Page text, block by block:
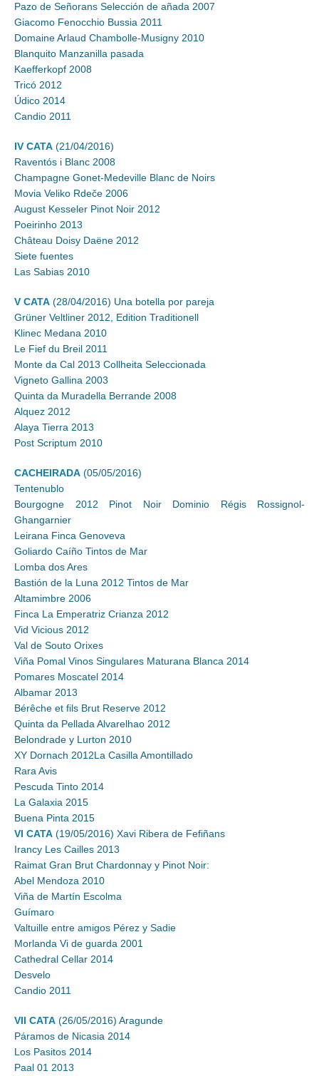
Pazo de Señorans Selección de añada 2007
Giacomo Fenocchio Bussia 2011
Domaine Arlaud Chambolle-Musigny 2010
Blanquito Manzanilla pasada
Kaefferkopf 2008
Tricó 2012
Údico 2014
Candio 2011
IV CATA (21/04/2016)
Raventós i Blanc 2008
Champagne Gonet-Medeville Blanc de Noirs
Movia Veliko Rdeče 2006
August Kesseler Pinot Noir 2012
Poeirinho 2013
Château Doisy Daëne 2012
Siete fuentes
Las Sabias 2010
V CATA (28/04/2016) Una botella por pareja
Grüner Veltliner 2012, Edition Traditionell
Klinec Medana 2010
Le Fief du Breil 2011
Monte da Cal 2013 Collheita Seleccionada
Vigneto Gallina 2003
Quinta da Muradella Berrande 2008
Alquez 2012
Alaya Tierra 2013
Post Scriptum 2010
CACHEIRADA (05/05/2016)
Tentenublo
Bourgogne 2012 Pinot Noir Dominio Régis Rossignol-
Ghangarnier
Leirana Finca Genoveva
Goliardo Caíño Tintos de Mar
Lomba dos Ares
Bastión de la Luna 2012 Tintos de Mar
Altamimbre 2006
Finca La Emperatriz Crianza 2012
Vid Vicious 2012
Val de Souto Orixes
Viña Pomal Vinos Singulares Maturana Blanca 2014
Pomares Moscatel 2014
Albamar 2013
Bérêche et fils Brut Reserve 2012
Quinta da Pellada Alvarelhao 2012
Belondrade y Lurton 2010
XY Dornach 2012La Casilla Amontillado
Rara Avis
Pescuda Tinto 2014
La Galaxia 2015
Buena Pinta 2015
VI CATA (19/05/2016) Xavi Ribera de Fefiñans
Irancy Les Cailles 2013
Raimat Gran Brut Chardonnay y Pinot Noir:
Abel Mendoza 2010
Viña de Martín Escolma
Guímaro
Valtuille entre amigos Pérez y Sadie
Morlanda Vi de guarda 2001
Cathedral Cellar 2014
Desvelo
Candio 2011
VII CATA (26/05/2016) Aragunde
Páramos de Nicasia 2014
Los Pasitos 2014
Paal 01 2013